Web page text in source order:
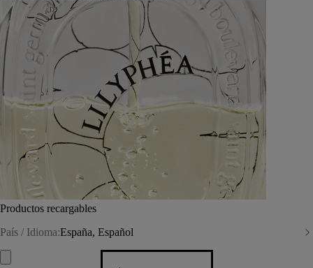
Productos recargables
País / Idioma:España, Español